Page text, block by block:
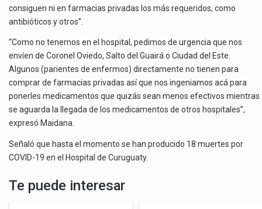
consiguen ni en farmacias privadas los más requeridos, como
antibióticos y otros”.
“Como no tenemos en el hospital, pedimos de urgencia que nos
envíen de Coronel Oviedo, Salto del Guairá o Ciudad del Este.
Algunos (parientes de enfermos) directamente no tienen para
comprar de farmacias privadas así que nos ingeniamos acá para
ponerles medicamentos que quizás sean menos efectivos mientras
se aguarda la llegada de los medicamentos de otros hospitales”,
expresó Maidana.
Señaló que hasta el momento se han producido 18 muertes por
COVID-19 en el Hospital de Curuguaty.
Te puede interesar